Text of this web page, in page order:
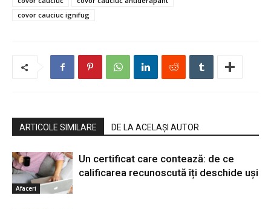
covor cauciuc ignifug
ARTICOLE SIMILARE DE LA ACELAȘI AUTOR
Afaceri
Un certificat care contează: de ce
calificarea recunoscută îți deschide uși